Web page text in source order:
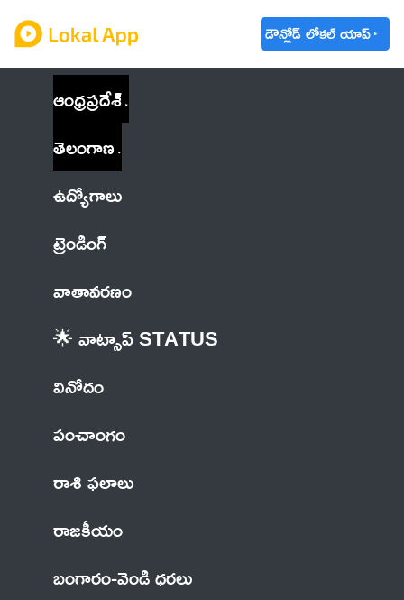
డౌన్లోడ్ లోకల్ యాప్
ఆంధ్రప్రదేశ్
తెలంగాణ
ఉద్యోగాలు
ట్రెండింగ్
వాతావరణం
🌟 వాట్సాప్ STATUS
వినోదం
పంచాంగం
రాశి ఫలాలు
రాజకీయం
బంగారం-వెండి ధరలు